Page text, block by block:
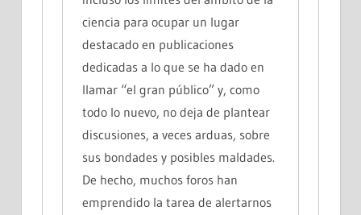
ciencia para ocupar un lugar
destacado en publicaciones
dedicadas a lo que se ha dado en
llamar “el gran público” y, como
todo lo nuevo, no deja de plantear
discusiones, a veces arduas, sobre
sus bondades y posibles maldades.
De hecho, muchos foros han
emprendido la tarea de alertarnos